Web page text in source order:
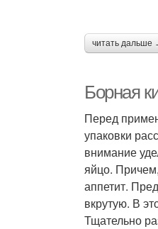
читать дальше
Борная
Перед
упаковки
внимание
яйцо.
аппетит.
вкрутую. В
Тщательно